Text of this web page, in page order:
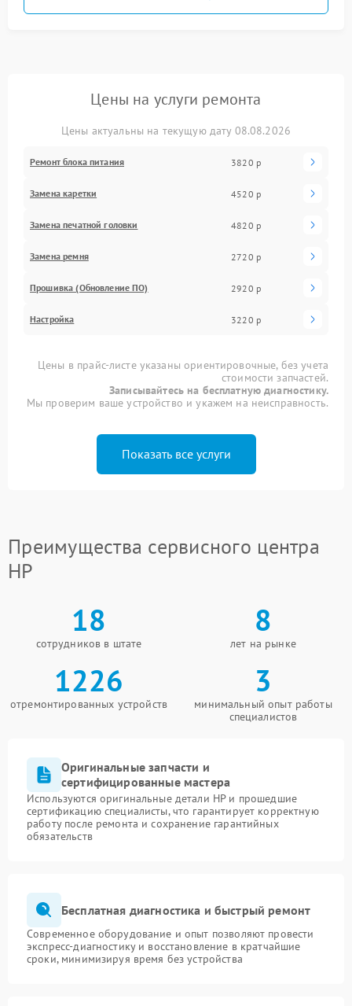
Цены на услуги ремонта
Цены актуальны на текущую дату 08.08.2026
Ремонт блока питания 3820 р
Замена каретки 4520 р
Замена печатной головки 4820 р
Замена ремня 2720 р
Прошивка (Обновление ПО) 2920 р
Настройка 3220 р
Цены в прайс-листе указаны ориентировочные, без учета
стоимости запчастей.
Записывайтесь на бесплатную диагностику.
Мы проверим ваше устройство и укажем на неисправность.
Показать все услуги
Преимущества сервисного центра
HP
18
сотрудников в штате
8
лет на рынке
1226
отремонтированных устройств
3
минимальный опыт работы
специалистов
Оригинальные запчасти и
сертифицированные мастера
Используются оригинальные детали HP и прошедшие
сертификацию специалисты, что гарантирует корректную
работу после ремонта и сохранение гарантийных
обязательств
Бесплатная диагностика и быстрый ремонт
Современное оборудование и опыт позволяют провести
экспресс-диагностику и восстановление в кратчайшие
сроки, минимизируя время без устройства